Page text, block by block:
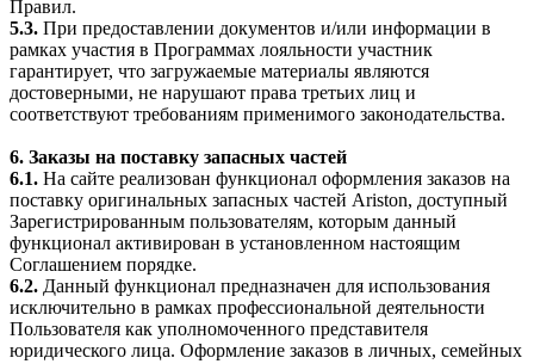
Правил.
5.3. При предоставлении документов и/или информации в
рамках участия в Программах лояльности участник
гарантирует, что загружаемые материалы являются
достоверными, не нарушают права третьих лиц и
соответствуют требованиям применимого законодательства.
6. Заказы на поставку запасных частей
6.1. На сайте реализован функционал оформления заказов на
поставку оригинальных запасных частей Ariston, доступный
Зарегистрированным пользователям, которым данный
функционал активирован в установленном настоящим
Соглашением порядке.
6.2. Данный функционал предназначен для использования
исключительно в рамках профессиональной деятельности
Пользователя как уполномоченного представителя
юридического лица. Оформление заказов в личных, семейных